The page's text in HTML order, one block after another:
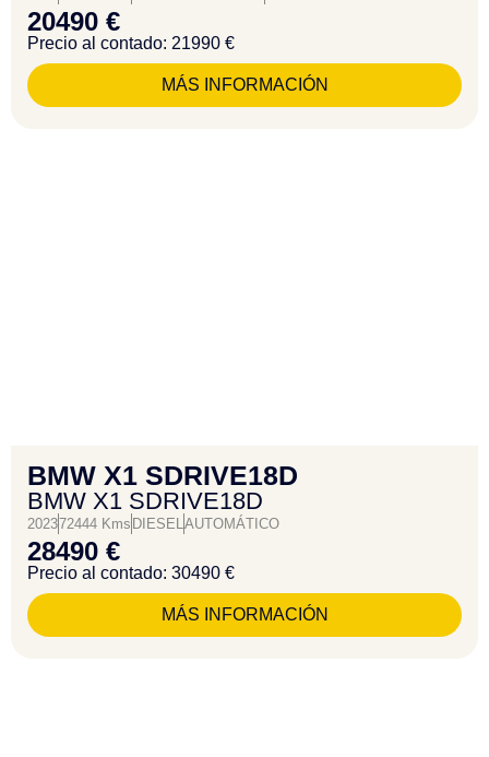
20490 €
Precio al contado: 21990 €
MÁS INFORMACIÓN
BMW X1 SDRIVE18D
BMW X1 SDRIVE18D
202372444 Kms DIESEL AUTOMÁTICO
28490 €
Precio al contado: 30490 €
MÁS INFORMACIÓN